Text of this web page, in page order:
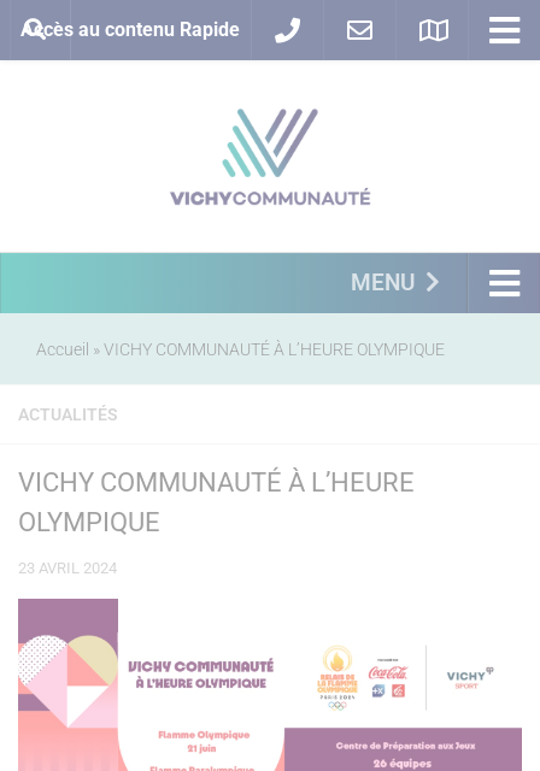
Accès au contenu Rapide
MENU
Accueil »VICHY COMMUNAUTÉ À L’HEURE OLYMPIQUE
ACTUALITÉS
VICHY COMMUNAUTÉ À L’HEURE
OLYMPIQUE
23 AVRIL 2024